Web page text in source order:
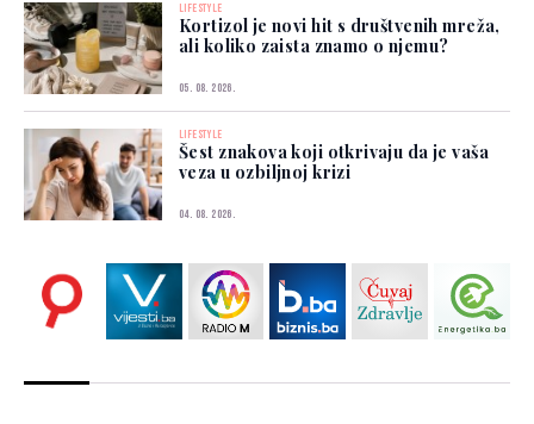
LIFESTYLE
Kortizol je novi hit s društvenih mreža,
ali koliko zaista znamo o njemu?
05. 08. 2026.
LIFESTYLE
Šest znakova koji otkrivaju da je vaša
veza u ozbiljnoj krizi
04. 08. 2026.